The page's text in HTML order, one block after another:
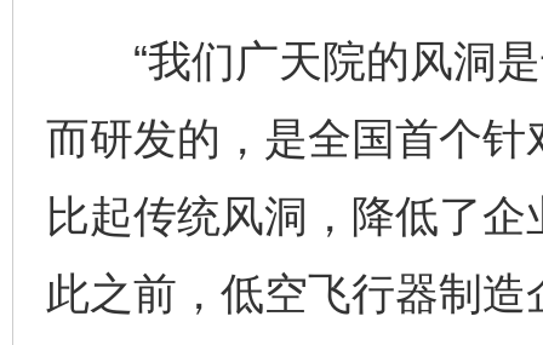
“我们广天院的风洞是
而研发的，是全国首个
比起传统风洞，降低了
此之前，低空飞行器制